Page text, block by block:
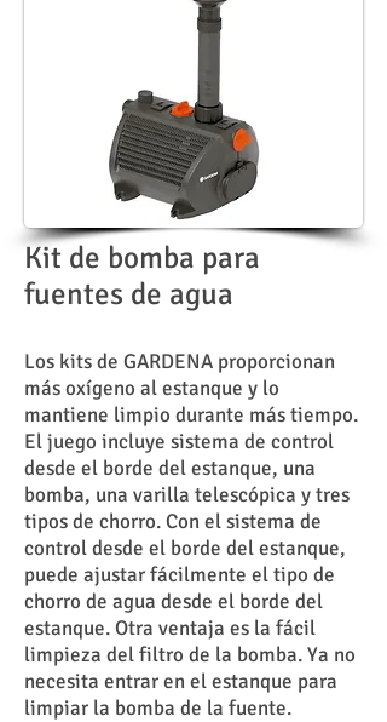
Kit de bomba para
fuentes de agua
Los kits de GARDENA proporcionan
más oxígeno al estanque y lo
mantiene limpio durante más tiempo.
El juego incluye sistema de control
desde el borde del estanque, una
bomba, una varilla telescópica y tres
tipos de chorro. Con el sistema de
control desde el borde del estanque,
puede ajustar fácilmente el tipo de
chorro de agua desde el borde del
estanque. Otra ventaja es la fácil
limpieza del filtro de la bomba. Ya no
necesita entrar en el estanque para
limpiar la bomba de la fuente.